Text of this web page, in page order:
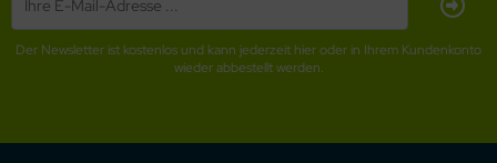
Der Newsletter ist kostenlos und kann jederzeit hier oder in Ihrem Kundenkonto
wieder abbestellt werden.